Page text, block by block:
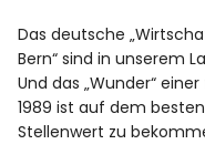
Das deutsche
Bern“ sind in unserem
Und das „Wunder“
1989 ist auf dem
Stellenwert zu